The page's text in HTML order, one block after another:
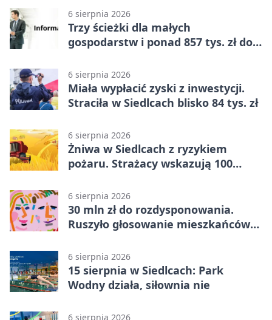
6 sierpnia 2026
Trzy ścieżki dla małych
gospodarstw i ponad 857 tys. zł do
6 sierpnia 2026
Miała wypłacić zyski z inwestycji.
Straciła w Siedlcach blisko 84 tys. zł
6 sierpnia 2026
Żniwa w Siedlcach z ryzykiem
pożaru. Strażacy wskazują 100
6 sierpnia 2026
30 mln zł do rozdysponowania.
Ruszyło głosowanie mieszkańców
6 sierpnia 2026
15 sierpnia w Siedlcach: Park
Wodny działa, siłownia nie
6 sierpnia 2026